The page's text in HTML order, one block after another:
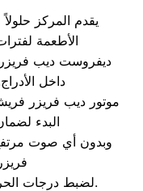
يقدم المركز
الأطعمة
ديفروست ديب
داخل
موتور ديب فريزر
البدء
وبدون أي صوت
لضبط درجات الحرارة بدقة وحماية مخزونك من التلف.